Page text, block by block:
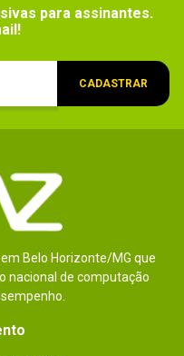
para assinantes.
CADASTRAR
Belo Horizonte/MG que
nacional de computação